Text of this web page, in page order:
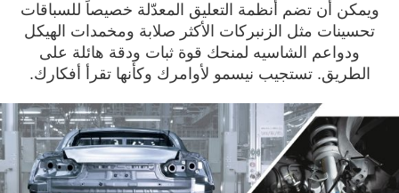
ويمكن أن تضم أنظمة التعليق المعدّلة خصيصاً للسباقات
تحسينات مثل الزنبركات الأكثر صلابة ومخمدات الهيكل
ودواعم الشاسيه لمنحك قوة ثبات ودقة هائلة على
الطريق. تستجيب نيسمو لأوامرك وكأنها تقرأ أفكارك.